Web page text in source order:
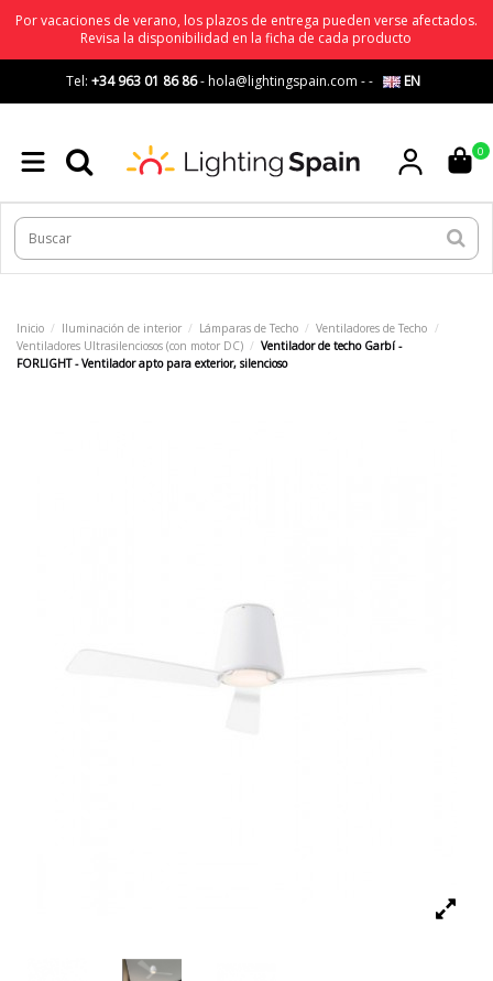
Por vacaciones de verano, los plazos de entrega pueden verse afectados.
Revisa la disponibilidad en la ficha de cada producto
Tel: +34 963 01 86 86-hola@lightingspain.com -- EN
0
Inicio Iluminación de interior Lámparas de Techo
Ventiladores de Techo
Ventiladores Ultrasilenciosos (con motor DC)
Ventilador de techo Garbí -
FORLIGHT - Ventilador apto para exterior, silencioso